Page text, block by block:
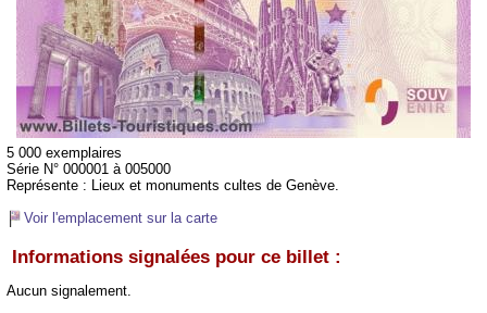
5 000 exemplaires
Série N° 000001 à 005000
Représente : Lieux et monuments cultes de Genève.
Voir l'emplacement sur la carte
Informations signalées pour ce billet :
Aucun signalement.